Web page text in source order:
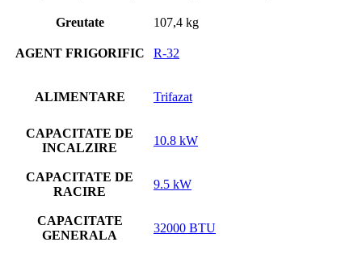
Greutate 107,4 kg
AGENT FRIGORIFIC R-32
ALIMENTARE Trifazat
CAPACITATE DE
INCALZIRE
10.8 kW
CAPACITATE DE
RACIRE
9.5 kW
CAPACITATE
GENERALA
32000 BTU